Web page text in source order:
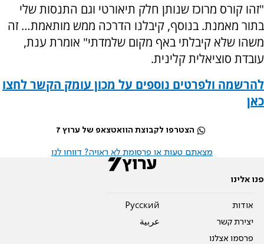
"זהו קורס מרוכז שנותן חלק תיאורטי וגם התנסות שלי
בתור מאמנת. בנוסף, קיבלנו הדרכה ממש מותאמת… זה
משהו שלא קיבלתי באף מקום שלמדתי" אומרת ענת,
עובדת סוציאלית קלינית.
להרשמה ולפרטים נוספים על מכון עומק הקשר לחצו
כאן
הצטרפו לקבוצת הוואטצאפ של ערוץ 7
מצאתם טעות או פרסומת לא ראויה? דווחו לנו
פנו אלינו
אודות
יצירת קשר
פרסמו אצלנו
Pусский
عربية